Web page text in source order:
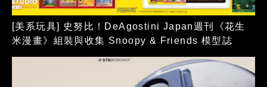
[美系玩具] 史努比！DeAgostini Japan週刊《花生
米漫畫》組裝與收集 Snoopy & Friends 模型誌